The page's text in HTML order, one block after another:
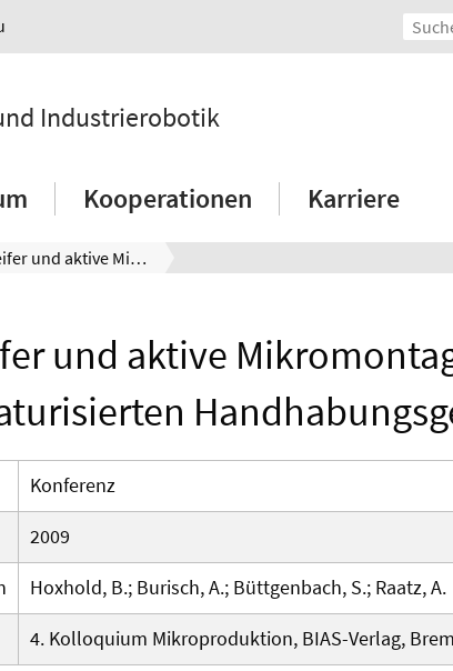
Industrierobotik
Kooperationen Karriere
Mikrogreifer und aktive Mikromontagehilfsmittel am miniaturisierten Handhabungsgerät Parvus
und aktive
Konferenz
2009
Hoxhold, B.; Burisch, A.; Büttgenbach, S.; Raatz, A.
4. Kolloquium Mikroproduktion, BIAS-Verlag,